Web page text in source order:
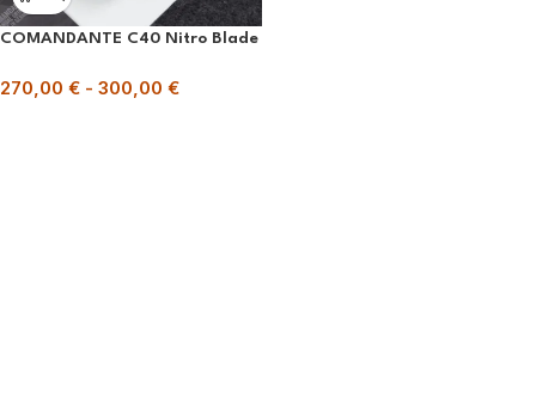
COMANDANTE C40 Nitro Blade
270,00 € - 300,00 €